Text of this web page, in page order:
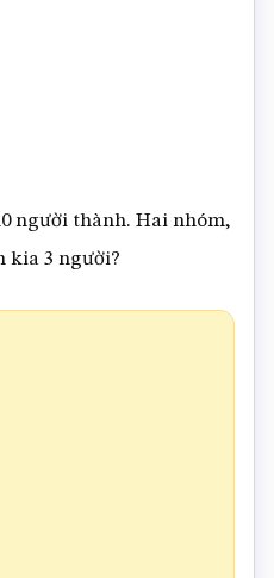
người thành. Hai nhóm,
kia 3 người?